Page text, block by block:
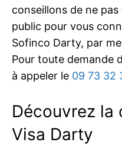
conseillons de ne
public pour vous
Sofinco Darty, par
Pour toute demande
à appeler le 09 73 32
Découvrez la
Visa Darty